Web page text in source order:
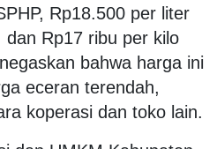
Rp18.500 per liter
Rp17 ribu per kilo
bahwa harga ini
eceran terendah,
koperasi dan toko lain.